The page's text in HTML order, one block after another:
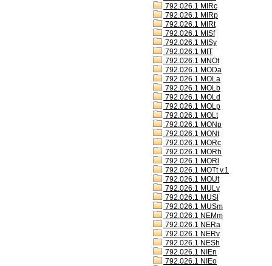
792.026.1 MIRc
792.026.1 MIRp
792.026.1 MIRt
792.026.1 MISf
792.026.1 MISy
792.026.1 MIT
792.026.1 MNOt
792.026.1 MODa
792.026.1 MOLa
792.026.1 MOLb
792.026.1 MOLd
792.026.1 MOLp
792.026.1 MOLt
792.026.1 MONp
792.026.1 MONt
792.026.1 MORc
792.026.1 MORh
792.026.1 MORl
792.026.1 MOTt v.1
792.026.1 MOUt
792.026.1 MULv
792.026.1 MUSl
792.026.1 MUSm
792.026.1 NEMm
792.026.1 NERa
792.026.1 NERv
792.026.1 NESh
792.026.1 NIEn
792.026.1 NIEo